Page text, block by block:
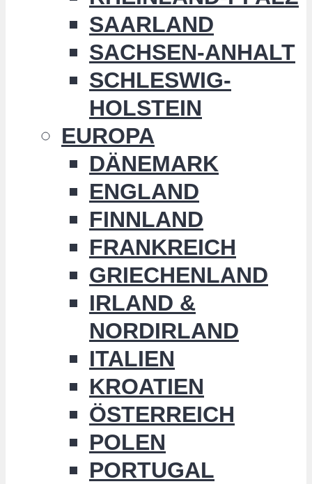
SAARLAND
SACHSEN-ANHALT
SCHLESWIG-
HOLSTEIN
EUROPA
DÄNEMARK
ENGLAND
FINNLAND
FRANKREICH
GRIECHENLAND
IRLAND &
NORDIRLAND
ITALIEN
KROATIEN
ÖSTERREICH
POLEN
PORTUGAL